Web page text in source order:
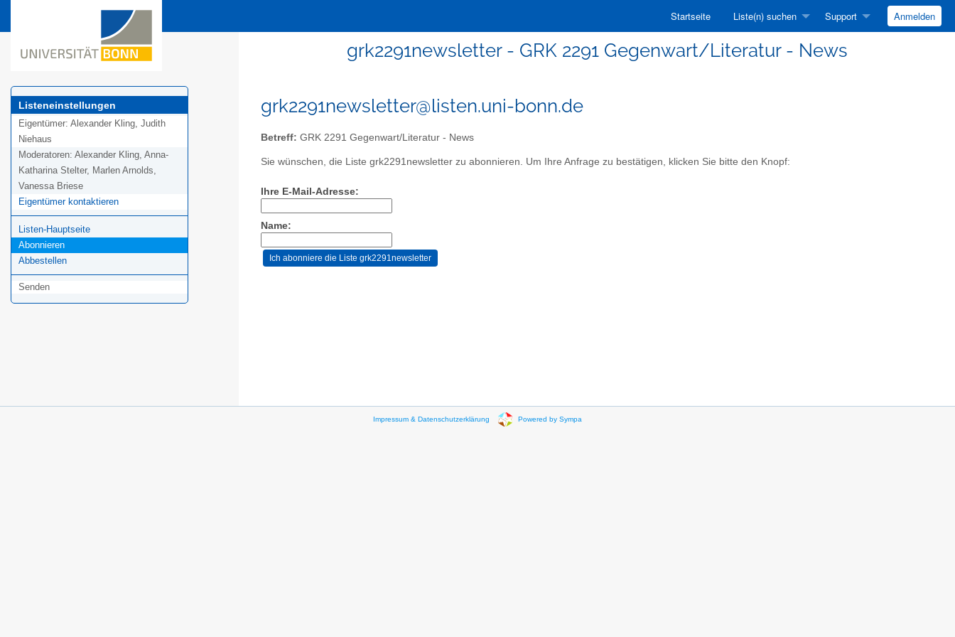
Startseite Liste(n) suchen Support Anmelden
grk2291newsletter - GRK 2291 Gegenwart/Literatur - News
Listeneinstellungen
Eigentümer: Alexander Kling, Judith
Niehaus
Moderatoren: Alexander Kling, Anna-
Katharina Stelter, Marlen Arnolds,
Vanessa Briese
Eigentümer kontaktieren
Listen-Hauptseite
Abonnieren
Abbestellen
Senden
grk2291newsletter@listen.uni-bonn.de
Betreff: GRK 2291 Gegenwart/Literatur - News
Sie wünschen, die Liste grk2291newsletter zu abonnieren. Um Ihre Anfrage zu bestätigen, klicken Sie bitte den Knopf:
Ihre E-Mail-Adresse:
Name:
Impressum & Datenschutzerklärung Powered by Sympa